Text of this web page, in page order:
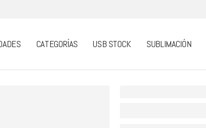
CATEGORÍAS USB STOCK SUBLIMACIÓN